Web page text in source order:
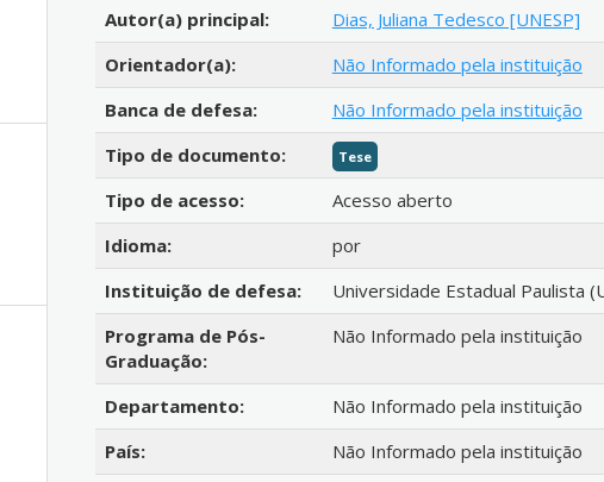
Autor(a) principal:
Dias, Juliana Tedesco [UNESP]
Orientador(a):
Não Informado pela instituição
Banca de defesa:
Não Informado pela instituição
Tipo de documento:
Tese
Tipo de acesso:
Acesso aberto
Idioma:
por
Instituição de defesa:
Universidade Estadual Paulista
Programa de Pós-
Graduação:
Não Informado pela instituição
Departamento:
Não Informado pela instituição
País:
Não Informado pela instituição